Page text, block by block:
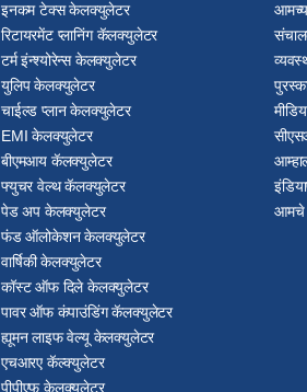
इनकम टेक्स केलक्युलेटर
रिटायरमेंट प्लानिंग कॅलक्युलेटर
टर्म इंन्श्योरेन्स केलक्युलेटर
युलिप केलक्युलेटर
चाईल्ड प्लान केलक्युलेटर
EMI केलक्युलेटर
बीएमआय कॅलक्युलेटर
फ्युचर वेल्थ कॅलक्युलेटर
पेड अप केलक्युलेटर
फंड ऑलोकेशन केलक्युलेटर
वार्षिकी केलक्युलेटर
कॉस्ट ऑफ दिले केलक्युलेटर
पावर ऑफ कंपाउंडिंग कॅलक्युलेटर
ह्यूमन लाइफ वेल्यू केलक्युलेटर
एचआरए कॅल्क्युलेटर
पीपीएफ केलक्युलेटर
आमचे